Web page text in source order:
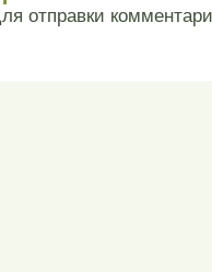
отправки